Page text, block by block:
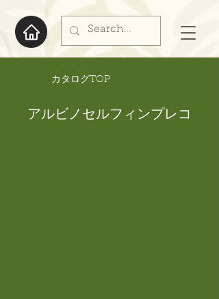
​カタログTOP
アルビノセルフィンプレコ